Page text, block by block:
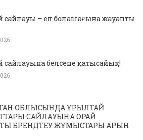
сайлауы – ел болашағына жауапты
сайлауына белсене қатысайық!
ОБЛЫСЫНДА ҚҰРЫЛТАЙ
САЙЛАУЫНА ОРАЙ
БРЕНДТЕУ ЖҰМЫСТАРЫ ҚАРҚЫН